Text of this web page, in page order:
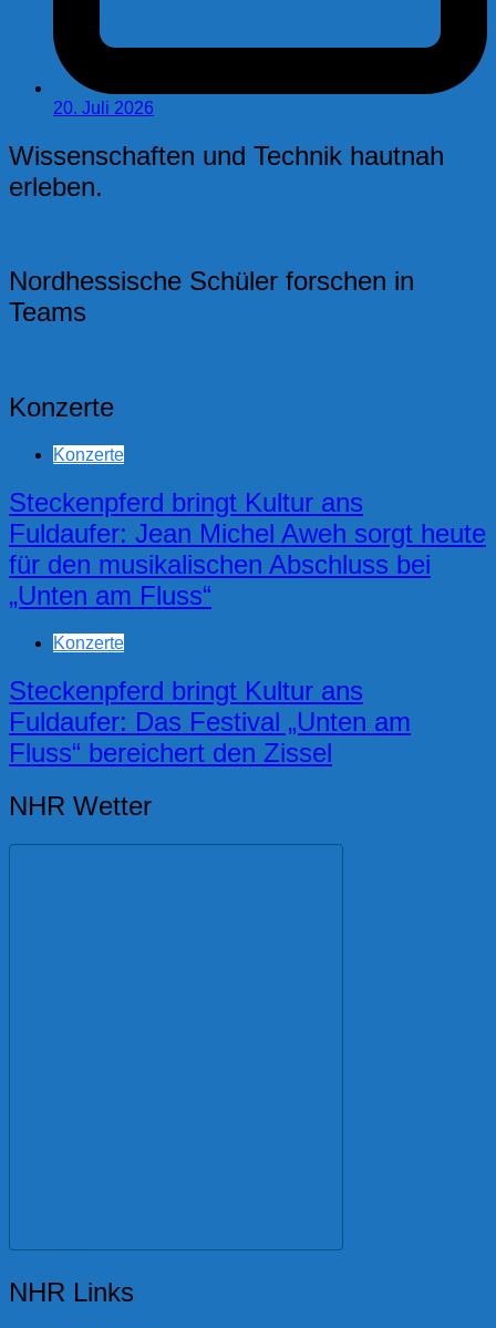
20. Juli 2026
Wissenschaften und Technik hautnah
erleben.
Nordhessische Schüler forschen in
Teams
Konzerte
Konzerte
Steckenpferd bringt Kultur ans
Fuldaufer: Jean Michel Aweh sorgt heute
für den musikalischen Abschluss bei
„Unten am Fluss“
Konzerte
Steckenpferd bringt Kultur ans
Fuldaufer: Das Festival „Unten am
Fluss“ bereichert den Zissel
NHR Wetter
NHR Links